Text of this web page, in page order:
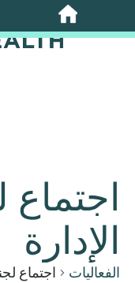
تخطي
إلى
الإدارة
الفعاليات اجتماع